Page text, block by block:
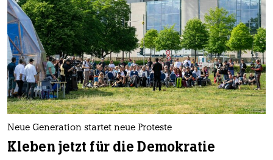
gesellschaft
kultur
sport
berlin
nord
wahrheit
Neue Generation startet neue Proteste
Kleben jetzt für die Demokratie